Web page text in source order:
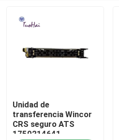
Productos
Unidad de
transferencia Wincor
CRS seguro ATS
1750214641